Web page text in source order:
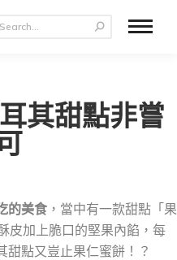
其甜點非嘗
的美食 ，當中有一款甜點「果
皮加上脆口的堅果內餡，每
甜點又豈止果仁蜜餅！？